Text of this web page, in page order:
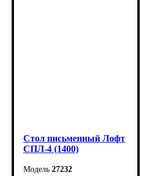
Стол письменный Лофт
СПЛ-4 (1400)
27232